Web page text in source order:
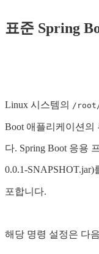
표준 Spring
Linux 시스템의 /root/
Boot 애플리케이션의
다. Spring Boot 응용
0.0.1-SNAPSHOT.jar)
포합니다.
해당 명령 설정은 다